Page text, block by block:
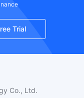
Trial
Co., Ltd.